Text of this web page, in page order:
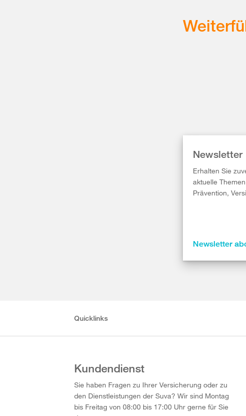
Newsletter
Erhalten Sie
aktuelle
Prävention,
Newsletter
Quicklinks
Kundendienst
Sie haben Fragen zu Ihrer Versicherung oder zu
den Dienstleistungen der Suva? Wir sind Montag
bis Freitag von 08:00 bis 17:00 Uhr gerne für Sie